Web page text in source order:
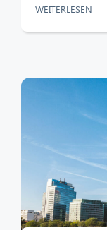
WEITERLESEN